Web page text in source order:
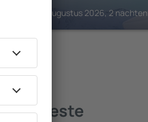
Sinaia, 14 augustus 2026, 2 nachten
de beste